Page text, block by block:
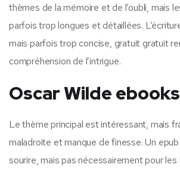
thèmes de la mémoire et de l’oubli, mais
parfois trop longues et détaillées.
mais parfois trop concise, gratuit gratuit
compréhension de l’intrigue.
Oscar Wilde ebooks
Le thème principal est intéressant, mais
maladroite et manque de finesse. Un
sourire, mais pas nécessairement pour les